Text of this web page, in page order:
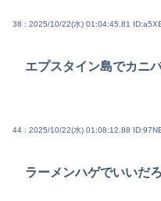
38 : 2025/10/22(水) 01:04:45.81
エプスタイン島でカニ
44 : 2025/10/22(水) 01:08:12.88
ラーメンハゲでいいだろ